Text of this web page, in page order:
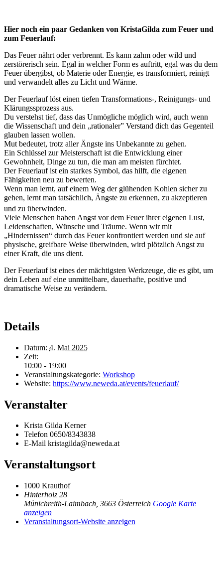
Hier noch ein paar Gedanken von KristaGilda zum Feuer und
zum Feuerlauf:
Das Feuer nährt oder verbrennt. Es kann zahm oder wild und
zerstörerisch sein. Egal in welcher Form es auftritt, egal was du dem
Feuer übergibst, ob Materie oder Energie, es transformiert, reinigt
und verwandelt alles zu Licht und Wärme.
Der Feuerlauf löst einen tiefen Transformations-, Reinigungs- und
Klärungssprozess aus.
Du verstehst tief, dass das Unmögliche möglich wird, auch wenn
die Wissenschaft und dein „rationaler” Verstand dich das Gegenteil
glauben lassen wollen.
Mut bedeutet, trotz aller Ängste ins Unbekannte zu gehen.
Ein Schlüssel zur Meisterschaft ist die Entwicklung einer
Gewohnheit, Dinge zu tun, die man am meisten fürchtet.
Der Feuerlauf ist ein starkes Symbol, das hilft, die eigenen
Fähigkeiten neu zu bewerten.
Wenn man lernt, auf einem Weg der glühenden Kohlen sicher zu
gehen, lernt man tatsächlich, Ängste zu erkennen, zu akzeptieren
und zu überwinden.
Viele Menschen haben Angst vor dem Feuer ihrer eigenen Lust,
Leidenschaften, Wünsche und Träume. Wenn wir mit
„Hindernissen“ durch das Feuer konfrontiert werden und sie auf
physische, greifbare Weise überwinden, wird plötzlich Angst zu
einer Kraft, die uns dient.
Der Feuerlauf ist eines der mächtigsten Werkzeuge, die es gibt, um
dein Leben auf eine unmittelbare, dauerhafte, positive und
dramatische Weise zu verändern.
Details
Datum: 4. Mai 2025
Zeit:
10:00 - 19:00
Veranstaltungskategorie: Workshop
Website: https://www.neweda.at/events/feuerlauf/
Veranstalter
Krista Gilda Kerner
Telefon 0650/8343838
E-Mail kristagilda@neweda.at
Veranstaltungsort
1000 Krauthof
Hinterholz 28
Münichreith-Laimbach 3663 Österreich Google Karte
anzeigen
Veranstaltungsort-Website anzeigen